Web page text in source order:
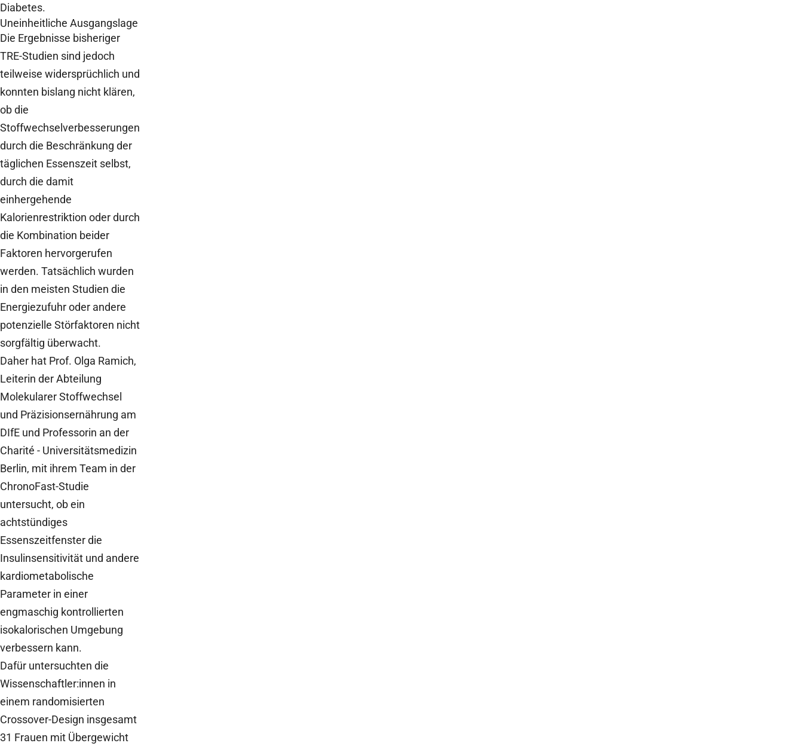
Diabetes.
Uneinheitliche Ausgangslage
Die Ergebnisse bisheriger
TRE-Studien sind jedoch
teilweise widersprüchlich und
konnten bislang nicht klären,
ob die
Stoffwechselverbesserungen
durch die Beschränkung der
täglichen Essenszeit selbst,
durch die damit
einhergehende
Kalorienrestriktion oder durch
die Kombination beider
Faktoren hervorgerufen
werden. Tatsächlich wurden
in den meisten Studien die
Energiezufuhr oder andere
potenzielle Störfaktoren nicht
sorgfältig überwacht.
Daher hat Prof. Olga Ramich,
Leiterin der Abteilung
Molekularer Stoffwechsel
und Präzisionsernährung am
DIfE und Professorin an der
Charité - Universitätsmedizin
Berlin, mit ihrem Team in der
ChronoFast-Studie
untersucht, ob ein
achtstündiges
Essenszeitfenster die
Insulinsensitivität und andere
kardiometabolische
Parameter in einer
engmaschig kontrollierten
isokalorischen Umgebung
verbessern kann.
Dafür untersuchten die
Wissenschaftler:innen in
einem randomisierten
Crossover-Design insgesamt
31 Frauen mit Übergewicht